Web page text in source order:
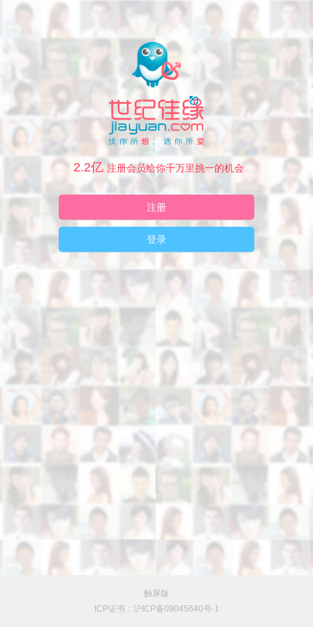
2.2亿 注册会员给你千万里挑一的机会
注册
登录
触屏版
ICP证书：沪ICP备09045640号-1